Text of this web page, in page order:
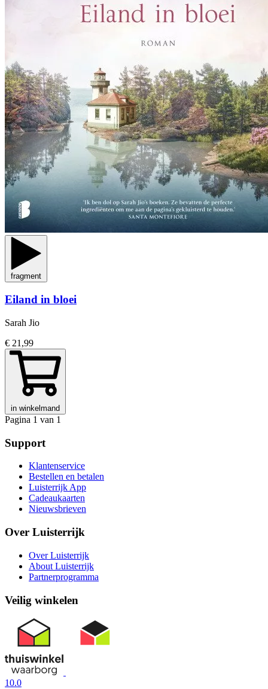
fragment
Eiland in bloei
Sarah Jio
€ 21,99
in winkelmand
Pagina 1 van 1
Support
Klantenservice
Bestellen en betalen
Luisterrijk App
Cadeaukaarten
Nieuwsbrieven
Over Luisterrijk
Over Luisterrijk
About Luisterrijk
Partnerprogramma
Veilig winkelen
10.0